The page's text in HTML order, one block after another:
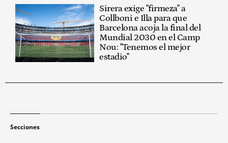
Sirera exige "firmeza" a
Collboni e Illa para que
Barcelona acoja la final del
Mundial 2030 en el Camp
Nou: "Tenemos el mejor
estadio"
Secciones